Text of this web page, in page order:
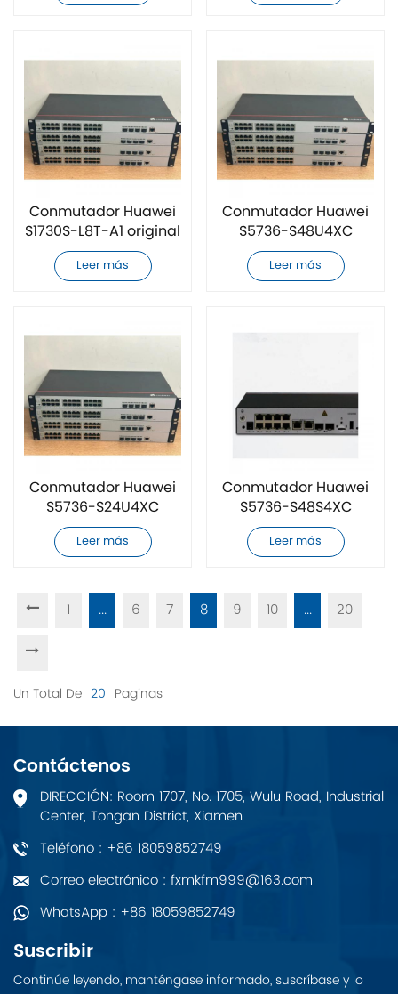
Conmutador Huawei
S1730S-L8T-A1 original
nuevo
Leer más
Conmutador Huawei
S5736-S48U4XC
original nuevo
Leer más
Conmutador Huawei
S5736-S24U4XC
original nuevo
Leer más
Conmutador Huawei
S5736-S48S4XC
original nuevo
Leer más
1 ... 6 7 8 9 10 ... 20
Un Total De 20 Paginas
Contáctenos
DIRECCIÓN: Room 1707, No. 1705, Wulu Road, Industrial
Center, Tongan District, Xiamen
Teléfono : +86 18059852749
Correo electrónico : fxmkfm999@163.com
WhatsApp : +86 18059852749
Suscribir
Continúe leyendo, manténgase informado, suscríbase y lo